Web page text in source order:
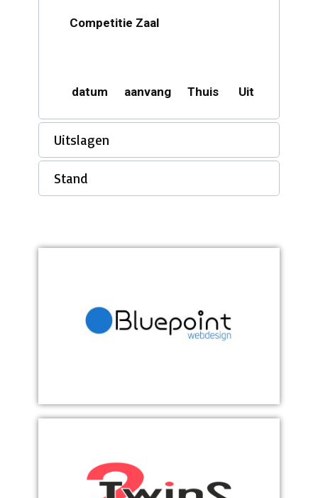
Competitie Zaal
datum aanvang Thuis Uit
Uitslagen
Stand